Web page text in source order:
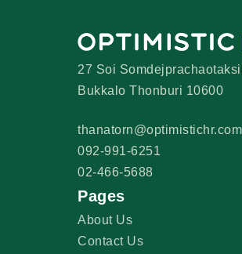
27 Soi
Bukkalo Thonburi 10600
thanatorn@optimistichr.com
092-991-6251
02-466-5688
Pages
About Us
Contact Us